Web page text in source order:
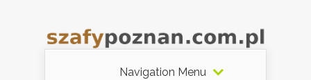
Navigation Menu